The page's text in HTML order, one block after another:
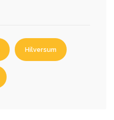
Hilversum